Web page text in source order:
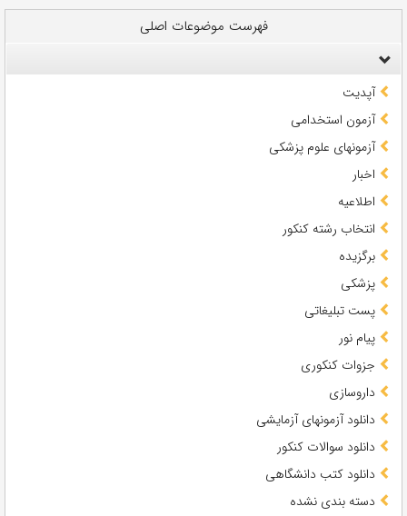
فهرست موضوعات اصلی
آپدیت
آزمون استخدامی
آزمونهای علوم پزشکی
اخبار
اطلاعیه
انتخاب رشته کنکور
برگزیده
پزشکی
پست تبلیغاتی
پیام نور
جزوات کنکوری
داروسازی
دانلود آزمونهای آزمایشی
دانلود سوالات کنکور
دانلود کتب دانشگاهی
دسته بندی نشده